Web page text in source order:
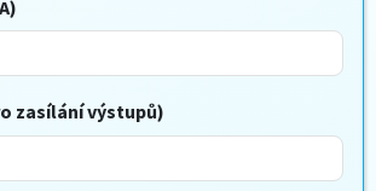
zasílání výstupů)